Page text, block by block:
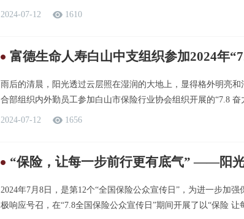
2024-07-12 1610
富德生命人寿白山中支组织参加2024年
雨后的清晨，阳光透过云层照在湿润的大地上，显得格外明亮
合部组织内外勤员工参加白山市保险行业协会组织开展的“7.8 奋
2024-07-12 1656
“保险，让每一步前行更有底气” ——阳
2024年7月8日，是第12个“全国保险公众宣传日”，为进一步加
极响应号召，在“7.8全国保险公众宣传日”期间开展了以“保险 让